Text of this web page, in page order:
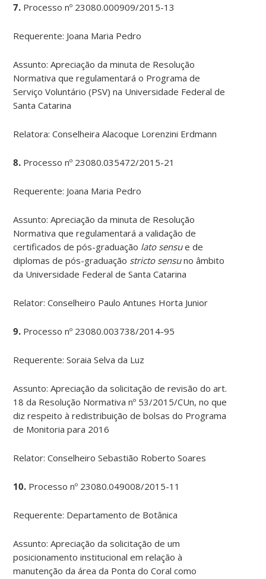
7. Processo nº 23080.000909/2015-13
Requerente: Joana Maria Pedro
Assunto: Apreciação da minuta de Resolução
Normativa que regulamentará o Programa de
Serviço Voluntário (PSV) na Universidade Federal de
Santa Catarina
Relatora: Conselheira Alacoque Lorenzini Erdmann
8. Processo nº 23080.035472/2015-21
Requerente: Joana Maria Pedro
Assunto: Apreciação da minuta de Resolução
Normativa que regulamentará a validação de
certificados de pós-graduação lato sensue de
diplomas de pós-graduação stricto sensuno âmbito
da Universidade Federal de Santa Catarina
Relator: Conselheiro Paulo Antunes Horta Junior
9. Processo nº 23080.003738/2014-95
Requerente: Soraia Selva da Luz
Assunto: Apreciação da solicitação de revisão do art.
18 da Resolução Normativa nº 53/2015/CUn, no que
diz respeito à redistribuição de bolsas do Programa
de Monitoria para 2016
Relator: Conselheiro Sebastião Roberto Soares
10. Processo nº 23080.049008/2015-11
Requerente: Departamento de Botânica
Assunto: Apreciação da solicitação de um
posicionamento institucional em relação à
manutenção da área da Ponta do Coral como